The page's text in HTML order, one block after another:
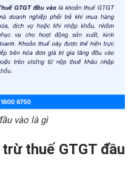
vào là gì
thuế GTGT đầu